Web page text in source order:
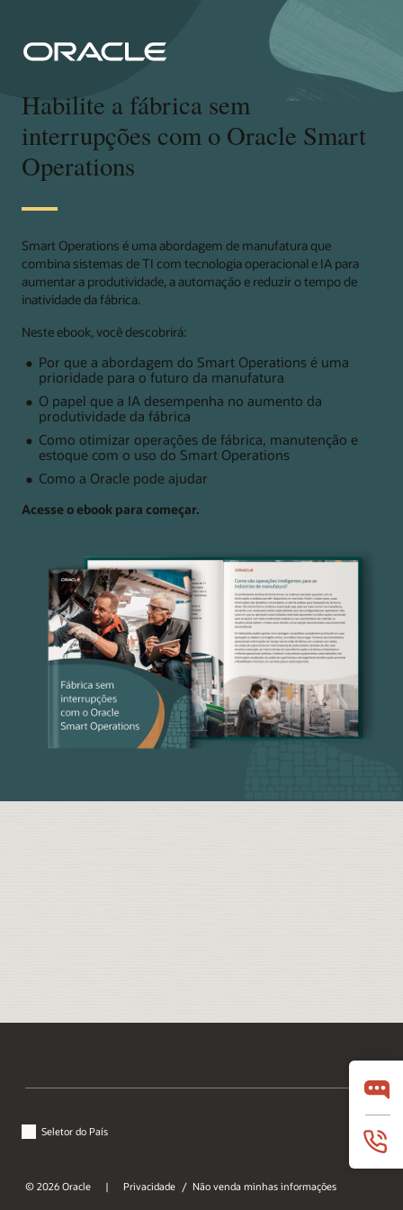
Habilite a fábrica sem
interrupções com o Oracle Smart
Operations
Smart Operations é uma abordagem de manufatura que
combina sistemas de TI com tecnologia operacional e IA para
aumentar a produtividade, a automação e reduzir o tempo de
inatividade da fábrica.
Neste ebook, você descobrirá:
Por que a abordagem do Smart Operations é uma
prioridade para o futuro da manufatura
O papel que a IA desempenha no aumento da
produtividade da fábrica
Como otimizar operações de fábrica, manutenção e
estoque com o uso do Smart Operations
Como a Oracle pode ajudar
Acesse o ebook para começar.
Seletor do País
© 2026 Oracle Privacidade / Não venda minhas informações